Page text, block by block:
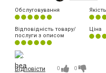
Обслуговування
Відповідність товару/
послуги з описом
Ціна
Відповісти 0 0